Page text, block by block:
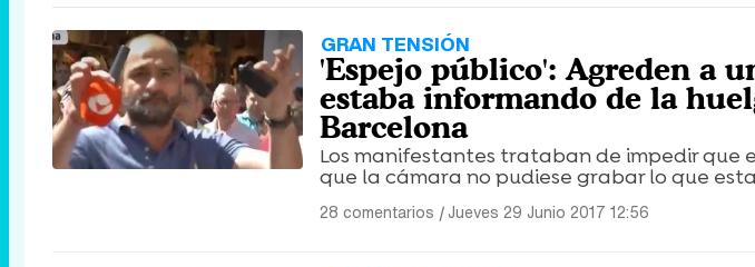
GRAN TENSIÓN
'Espejo público': Agreden a
estaba informando de la
Barcelona
Los manifestantes trataban de impedir que
que la cámara no pudiese grabar lo que
28 comentarios |Jueves 29 Junio 2017 12:56